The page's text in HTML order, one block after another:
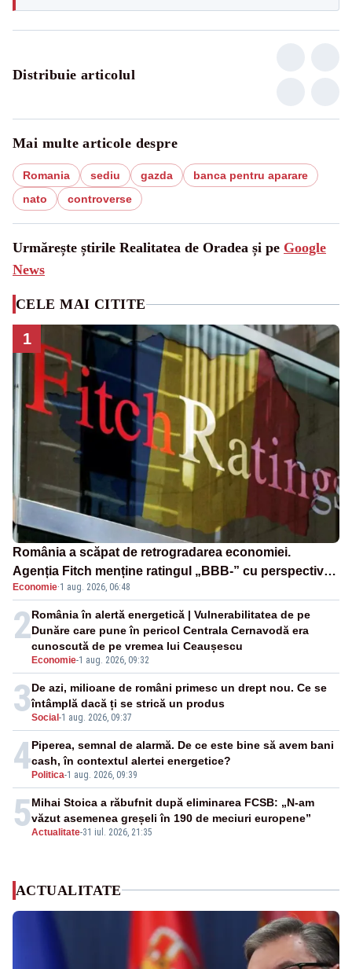
Distribuie articolul
Mai multe articole despre
Romania sediu gazda
banca pentru aparare
nato
controverse
Urmărește știrile Realitatea de Oradea și pe Google
News
CELE MAI CITITE
1
România a scăpat de retrogradarea economiei.
Agenția Fitch menține ratingul „BBB-” cu perspectivă
negativă
Economie·1 aug. 2026, 06:48
2
Economie-1 aug. 2026, 09:32
România în alertă energetică | Vulnerabilitatea de pe
Dunăre care pune în pericol Centrala Cernavodă era
cunoscută de pe vremea lui Ceaușescu
3Social-1 aug. 2026, 09:37
De azi, milioane de români primesc un drept nou. Ce se
întâmplă dacă ți se strică un produs
4Politica-1 aug. 2026, 09:39
Piperea, semnal de alarmă. De ce este bine să avem bani
cash, în contextul alertei energetice?
5Actualitate-31 iul. 2026, 21:35
Mihai Stoica a răbufnit după eliminarea FCSB: „N-am
văzut asemenea greșeli în 190 de meciuri europene”
ACTUALITATE